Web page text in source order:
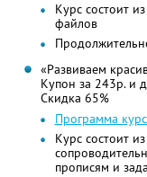
Курс состоит
файлов
«Развиваем
Купон за 243р. и
Скидка 65%
Программа
Курс состоит
прописям и